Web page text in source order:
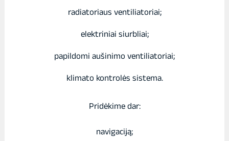
radiatoriaus ventiliatoriai;
elektriniai siurbliai;
papildomi aušinimo ventiliatoriai;
klimato kontrolės sistema.
Pridėkime dar:
navigaciją;